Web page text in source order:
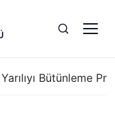
Bütünleme